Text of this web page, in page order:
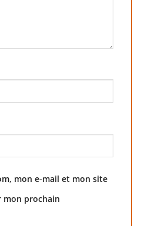
mon e-mail et mon site
mon prochain